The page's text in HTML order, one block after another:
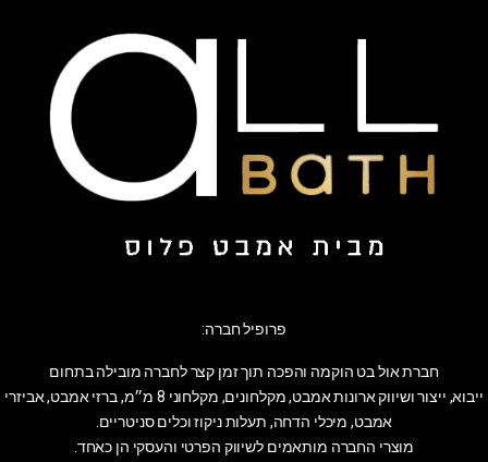
פרופיל חברה:
חברת אול בט הוקמה והפכה תוך זמן קצר לחברה מובילה בתחום
ייבוא, ייצור ושיווק ארונות אמבט, מקלחונים, מקלחוני 8 מ״מ, ברזי אמבט, אביזרי
אמבט, מיכלי הדחה, תעלות ניקוז וכלים סניטריים.
מוצרי החברה מותאמים לשיווק הפרטי והעסקי הן כאחד.